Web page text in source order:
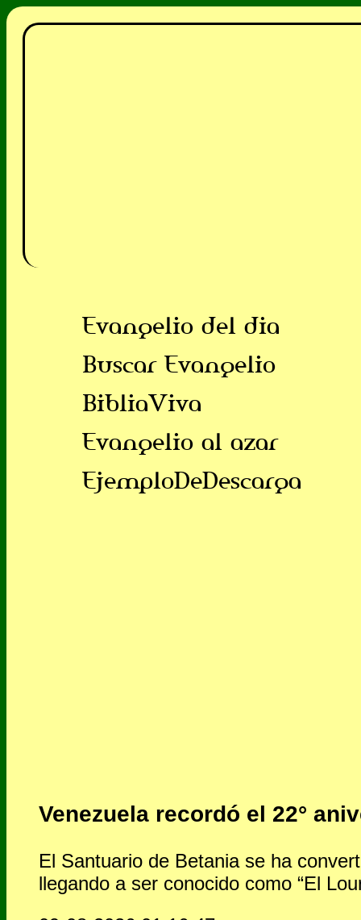
Evangelio del dia
Buscar Evangelio
BibliaViva
Evangelio al azar
EjemploDeDescarga
Venezuela recordó el 22°
El Santuario de Betania se ha
llegando a ser conocido como “El